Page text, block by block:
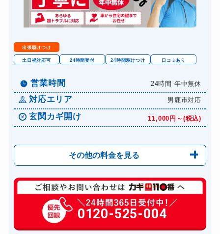
出張駆けつけ
土日祝対応可 24時間受付 24時間駆けつけ 口コミあり
営業時間 24時間 年中無休
対応エリア 男鹿市対応
玄関カギ開け 11,000円～(税込)
その他の料金を見る
玄関カギ修理 6,600円～(税込)
玄関カギ作成 14,300円～(税込)
玄関カギ交換 14,300円～(税込)
0120-525-004